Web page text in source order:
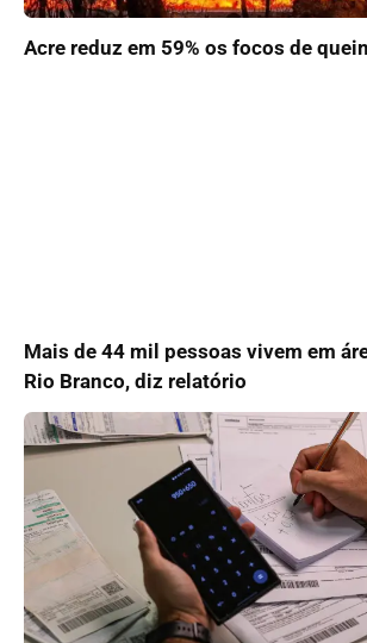
Acre reduz em 59% os focos de
Mais de 44 mil pessoas vivem em
Rio Branco, diz relatório